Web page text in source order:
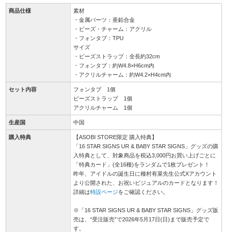
商品仕様
素材
・金属パーツ：亜鉛合金
・ビーズ・チャーム：アクリル
・フォンタブ：TPU
サイズ
・ビーズストラップ：全長約32cm
・フォンタブ：約W4.8×H6cm内
・アクリルチャーム：約W4.2×H4cm内
セット内容
フォンタブ 1個
ビーズストラップ 1個
アクリルチャーム 1個
生産国 中国
購入特典
【ASOBI STORE限定 購入特典】
「16 STAR SIGNS UR & BABY STAR SIGNS」グッズの購
入特典として、対象商品を税込3,000円お買い上げごとに
「特典カード」(全16種)をランダムで1枚プレゼント！
昨年、アイドルの誕生日に種村有菜先生公式Xアカウント
より公開された、お祝いビジュアルのカードとなります！
詳細は特設ページをご確認ください。
※「16 STAR SIGNS UR & BABY STAR SIGNS」グッズ販
売は、“受注販売”で2026年5月17日(日)まで販売予定で
す。